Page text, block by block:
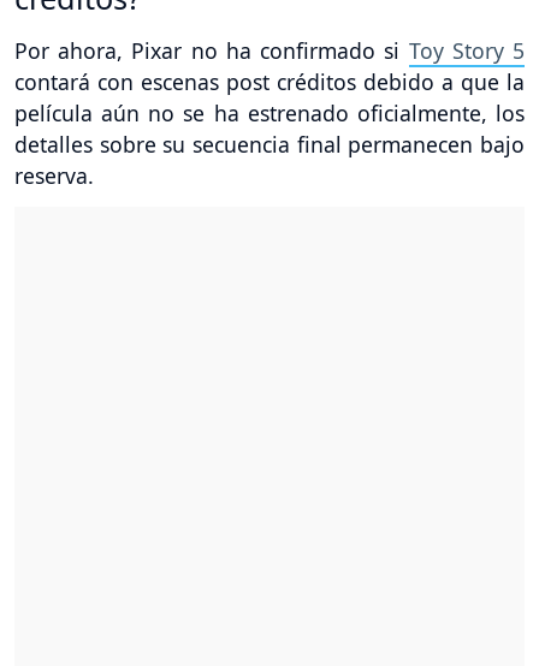
Por ahora, Pixar no ha confirmado si Toy Story 5
contará con escenas post créditos debido a que la
película aún no se ha estrenado oficialmente, los
detalles sobre su secuencia final permanecen bajo
reserva.